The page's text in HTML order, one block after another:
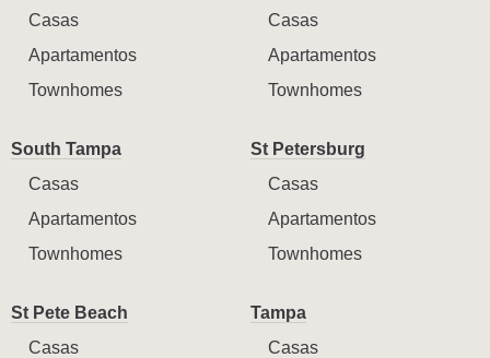
Casas
Apartamentos
Townhomes
Casas
Apartamentos
Townhomes
South Tampa
Casas
Apartamentos
Townhomes
St Petersburg
Casas
Apartamentos
Townhomes
St Pete Beach
Casas
Tampa
Casas